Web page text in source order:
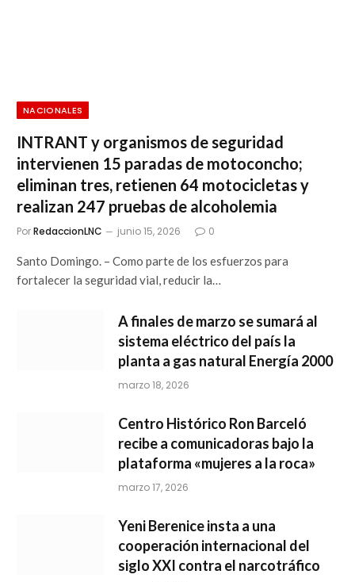
NACIONALES
INTRANT y organismos de seguridad
intervienen 15 paradas de motoconcho;
eliminan tres, retienen 64 motocicletas y
realizan 247 pruebas de alcoholemia
PorRedaccionLNC junio 15, 2026 0
Santo Domingo. – Como parte de los esfuerzos para
fortalecer la seguridad vial, reducir la…
A finales de marzo se sumará al
sistema eléctrico del país la
planta a gas natural Energía 2000
marzo 18, 2026
Centro Histórico Ron Barceló
recibe a comunicadoras bajo la
plataforma «mujeres a la roca»
marzo 17, 2026
Yeni Berenice insta a una
cooperación internacional del
siglo XXI contra el narcotráfico